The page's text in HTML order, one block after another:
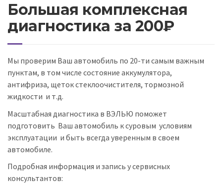
Большая комплексная
диагностика за 200₽
Мы проверим Ваш автомобиль по 20-ти самым важным
пунктам, в том числе состояние аккумулятора,
антифриза, щеток стеклоочистителя, тормозной
жидкости и т.д.
Масштабная диагностика в ВЭЛЬЮ поможет
подготовить Ваш автомобиль к суровым условиям
эксплуатации и быть всегда уверенным в своем
автомобиле.
Подробная информация и запись у сервисных
консультантов: